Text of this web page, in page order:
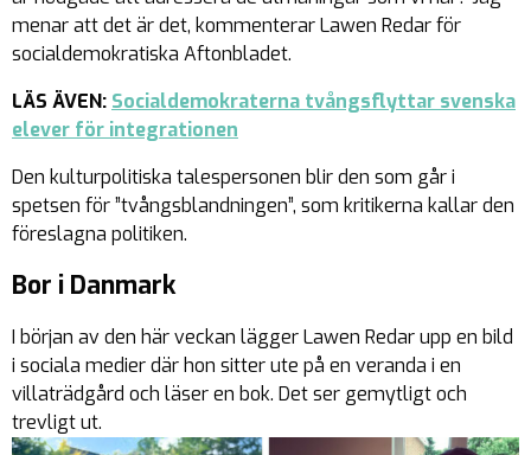
menar att det är det, kommenterar Lawen Redar för
socialdemokratiska Aftonbladet.
LÄS ÄVEN: Socialdemokraterna tvångsflyttar svenska
elever för integrationen
Den kulturpolitiska talespersonen blir den som går i
spetsen för ”tvångsblandningen”, som kritikerna kallar den
föreslagna politiken.
Bor i Danmark
I början av den här veckan lägger Lawen Redar upp en bild
i sociala medier där hon sitter ute på en veranda i en
villaträdgård och läser en bok. Det ser gemytligt och
trevligt ut.